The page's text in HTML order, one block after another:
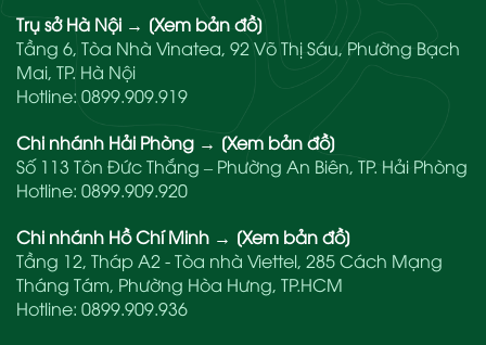
Trụ sở Hà Nội → [Xem bản đồ]
Tầng 6, Tòa Nhà Vinatea, 92 Võ Thị Sáu, Phường Bạch
Mai, TP. Hà Nội
Hotline: 0899.909.919
Chi nhánh Hải Phòng → [Xem bản đồ]
Số 113 Tôn Đức Thắng – Phường An Biên, TP. Hải Phòng
Hotline: 0899.909.920
Chi nhánh Hồ Chí Minh → [Xem bản đồ]
Tầng 12, Tháp A2 - Tòa nhà Viettel, 285 Cách Mạng
Tháng Tám, Phường Hòa Hưng, TP.HCM
Hotline: 0899.909.936